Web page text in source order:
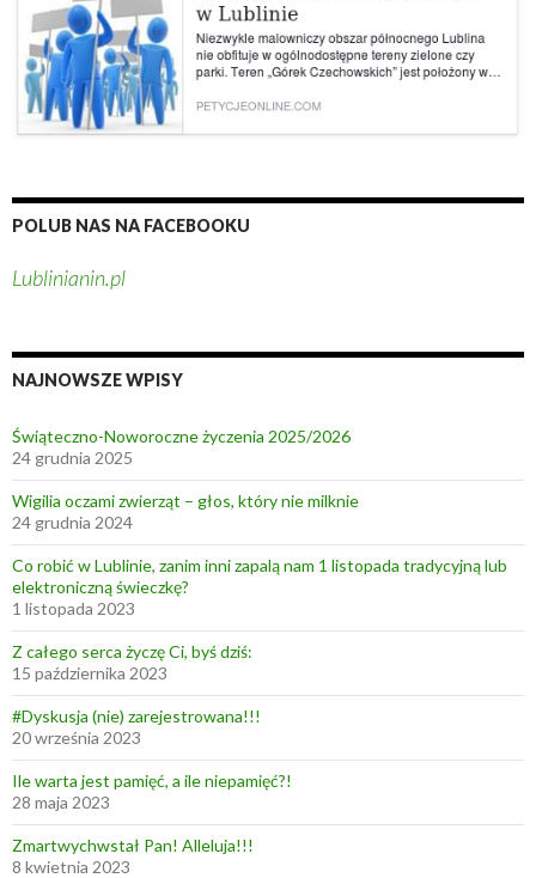
POLUB NAS NA FACEBOOKU
Lublinianin.pl
NAJNOWSZE WPISY
Świąteczno-Noworoczne życzenia 2025/2026
24 grudnia 2025
Wigilia oczami zwierząt – głos, który nie milknie
24 grudnia 2024
Co robić w Lublinie, zanim inni zapalą nam 1 listopada tradycyjną lub
elektroniczną świeczkę?
1 listopada 2023
Z całego serca życzę Ci, byś dziś:
15 października 2023
#Dyskusja (nie) zarejestrowana!!!
20 września 2023
Ile warta jest pamięć, a ile niepamięć?!
28 maja 2023
Zmartwychwstał Pan! Alleluja!!!
8 kwietnia 2023